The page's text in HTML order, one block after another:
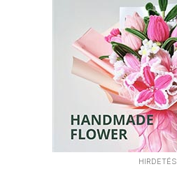
HIRDETÉS